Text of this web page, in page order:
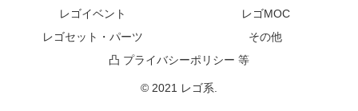
レゴイベント
レゴMOC
レゴセット・パーツ
その他
凸 プライバシーポリシー 等
© 2021 レゴ系.